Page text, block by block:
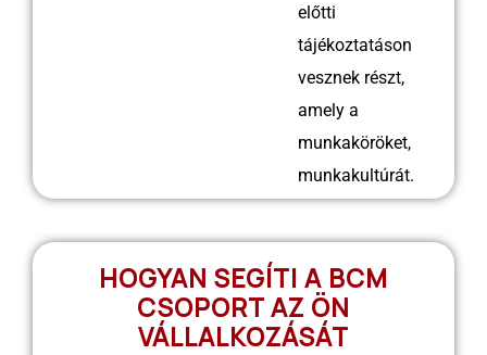
előtti
tájékoztatáson
vesznek részt,
amely a
munkaköröket,
munkakultúrát.
HOGYAN SEGÍTI A BCM
CSOPORT AZ ÖN
VÁLLALKOZÁSÁT